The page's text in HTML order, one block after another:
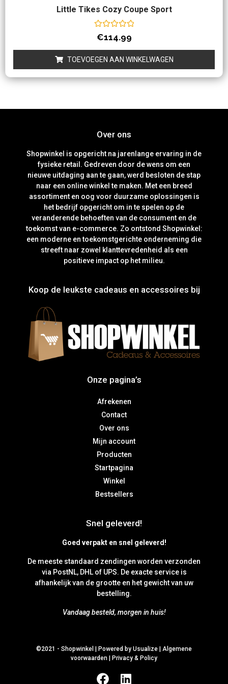
Little Tikes Cozy Coupe Sport
Waardering
0
uit
5
€114.99
TOEVOEGEN AAN WINKELWAGEN
Over ons
Shopwinkel is opgericht na jarenlange ervaring in de
fysieke retail. Gedreven door de wens om een
nieuwe uitdaging aan te gaan, werd besloten de stap
naar een online winkel te maken. Met een breed
assortiment en oog voor duurzame oplossingen is
het bedrijf opgericht om in te spelen op de
veranderende behoeften van de consument en de
toekomst van e-commerce. Zo ontstond Shopwinkel:
een moderne en toekomstgerichte onderneming die
streeft naar zowel klanttevredenheid als een
positieve impact op het milieu.
Koop de leukste cadeaus en accessoires bij
Onze pagina’s
Afrekenen
Contact
Over ons
Mijn account
Producten
Startpagina
Winkel
Bestsellers
Snel geleverd!
Goed verpakt en snel geleverd!
De meeste standaard zendingen worden verzonden
via PostNL, DHL of UPS. De exacte service is
afhankelijk van de grootte en het gewicht van uw
bestelling.
Vandaag besteld, morgen in huis!
©2021 - Shopwinkel Powered by Usualize
Algemene
voorwaarden
Privacy & Policy